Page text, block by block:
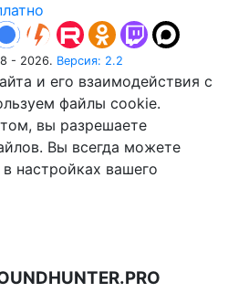
- 2026. Версия: 2.2
и его взаимодействия с
файлы cookie.
вы разрешаете
Вы всегда можете
настройках вашего